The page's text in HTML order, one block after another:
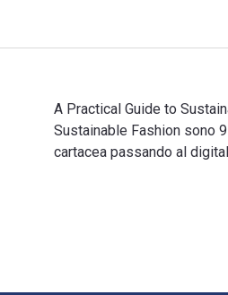
A Practical Guide to
Sustainable Fashion sono
cartacea passando al